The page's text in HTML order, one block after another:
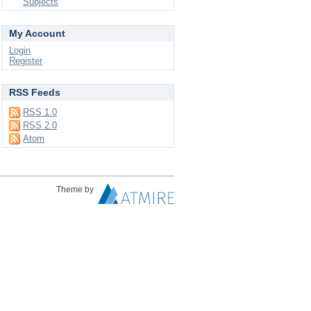
My Account
Login
Register
RSS Feeds
RSS 1.0
RSS 2.0
Atom
Theme by